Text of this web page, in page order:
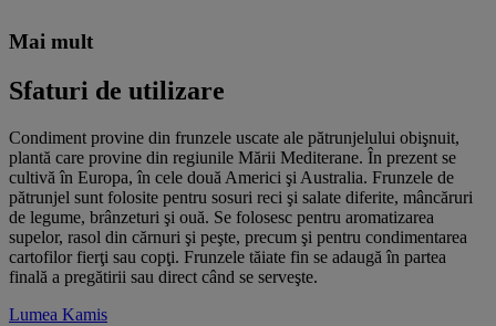
Mai mult
Sfaturi de utilizare
Condiment provine din frunzele uscate ale pătrunjelului obişnuit,
plantă care provine din regiunile Mării Mediterane. În prezent se
cultivă în Europa, în cele două Americi şi Australia. Frunzele de
pătrunjel sunt folosite pentru sosuri reci şi salate diferite, mâncăruri
de legume, brânzeturi şi ouă. Se folosesc pentru aromatizarea
supelor, rasol din cărnuri şi peşte, precum şi pentru condimentarea
cartofilor fierţi sau copţi. Frunzele tăiate fin se adaugă în partea
finală a pregătirii sau direct când se serveşte.
Lumea Kamis